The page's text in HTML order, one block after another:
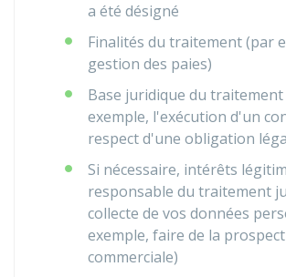
a été désigné
Finalités du traitement (par
gestion des paies)
Base juridique du
exemple, l'exécution d'un
respect d'une obligation
Si nécessaire, intérêts
responsable du traitement
collecte de vos données
exemple, faire de la
commerciale)